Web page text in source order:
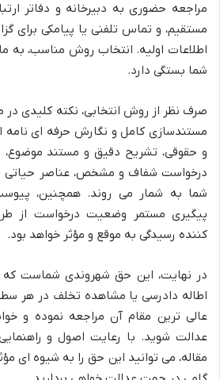
مراجعه حضوری به دبیرخانه و دفاتر
مستقیم، و تماس تلفنی یا پیامکی برای
اطلاعات اولیه. انتخاب روش مناسب،
شما بستگی دارد.
صرف نظر از روش انتخابی، نکته کلیدی در
مستندسازی کامل و نگارش حرفه ای
و حقوقی، تشریح دقیق و مستند موضوع،
درخواست شفاف و مشخص، عناصر حیاتی
شما به شمار می روند. همچنین،
پیگیری مستمر وضعیت درخواست از
کننده رسیدگی به موقع و مؤثر خواهد بود.
در نهایت، این حق شهروندی شماست
اطاله دادرسی یا مشاهده تخلف در هر
عالی ترین مقام آن مراجعه نموده و
عدالت شوید. با رعایت اصول و
مقاله، می توانید این حق را به شیوه ای